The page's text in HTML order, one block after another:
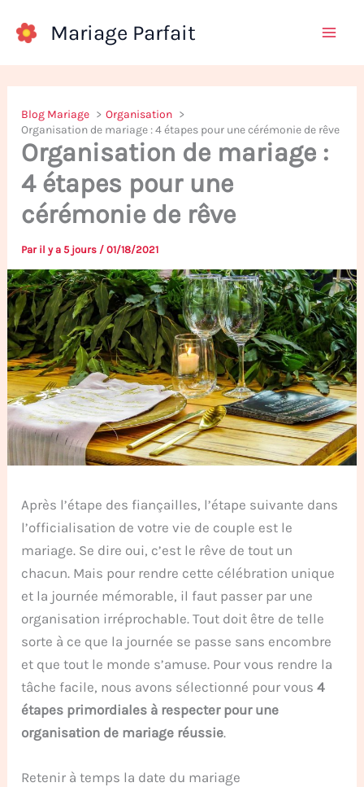
Mariage Parfait
Blog Mariage
Organisation
Organisation de mariage : 4 étapes pour une cérémonie de rêve
Organisation de mariage :
4 étapes pour une
cérémonie de rêve
Par il y a 5 jours /01/18/2021
Après l’étape des fiançailles, l’étape suivante dans
l’officialisation de votre vie de couple est le
mariage. Se dire oui, c’est le rêve de tout un
chacun. Mais pour rendre cette célébration unique
et la journée mémorable, il faut passer par une
organisation irréprochable. Tout doit être de telle
sorte à ce que la journée se passe sans encombre
et que tout le monde s’amuse. Pour vous rendre la
tâche facile, nous avons sélectionné pour vous4
étapes primordiales à respecter pour une
organisation de mariage réussie.
Retenir à temps la date du mariage